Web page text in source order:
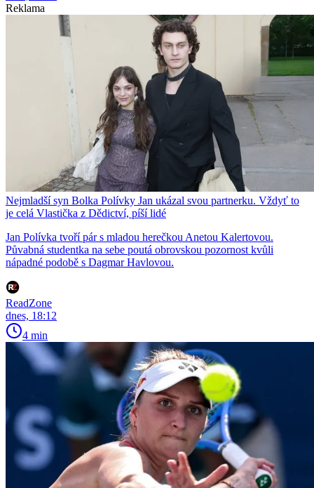
Reklama
Nejmladší syn Bolka Polívky Jan ukázal svou partnerku. Vždyť to
je celá Vlastička z Dědictví, píší lidé
Jan Polívka tvoří pár s mladou herečkou Anetou Kalertovou.
Půvabná studentka na sebe poutá obrovskou pozornost kvůli
nápadné podobě s Dagmar Havlovou.
ReadZone
dnes, 18:12
4 min